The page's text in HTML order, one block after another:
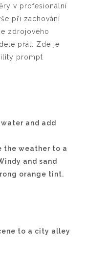
v profesionální
při zachování
zdrojového
přát. Zde je
prompt
and add
the weather to a
and sand
orange tint.
to a city alley